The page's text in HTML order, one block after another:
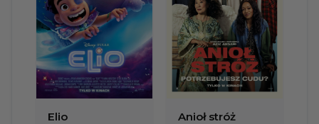
Elio Anioł stróż